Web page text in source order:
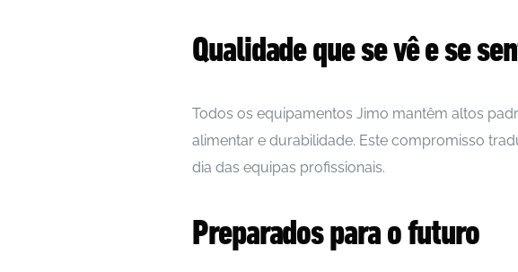
Qualidade que se vê e se
Todos os equipamentos Jimo mantêm altos
alimentar e durabilidade. Este compromisso
dia das equipas profissionais.
Preparados para o futuro